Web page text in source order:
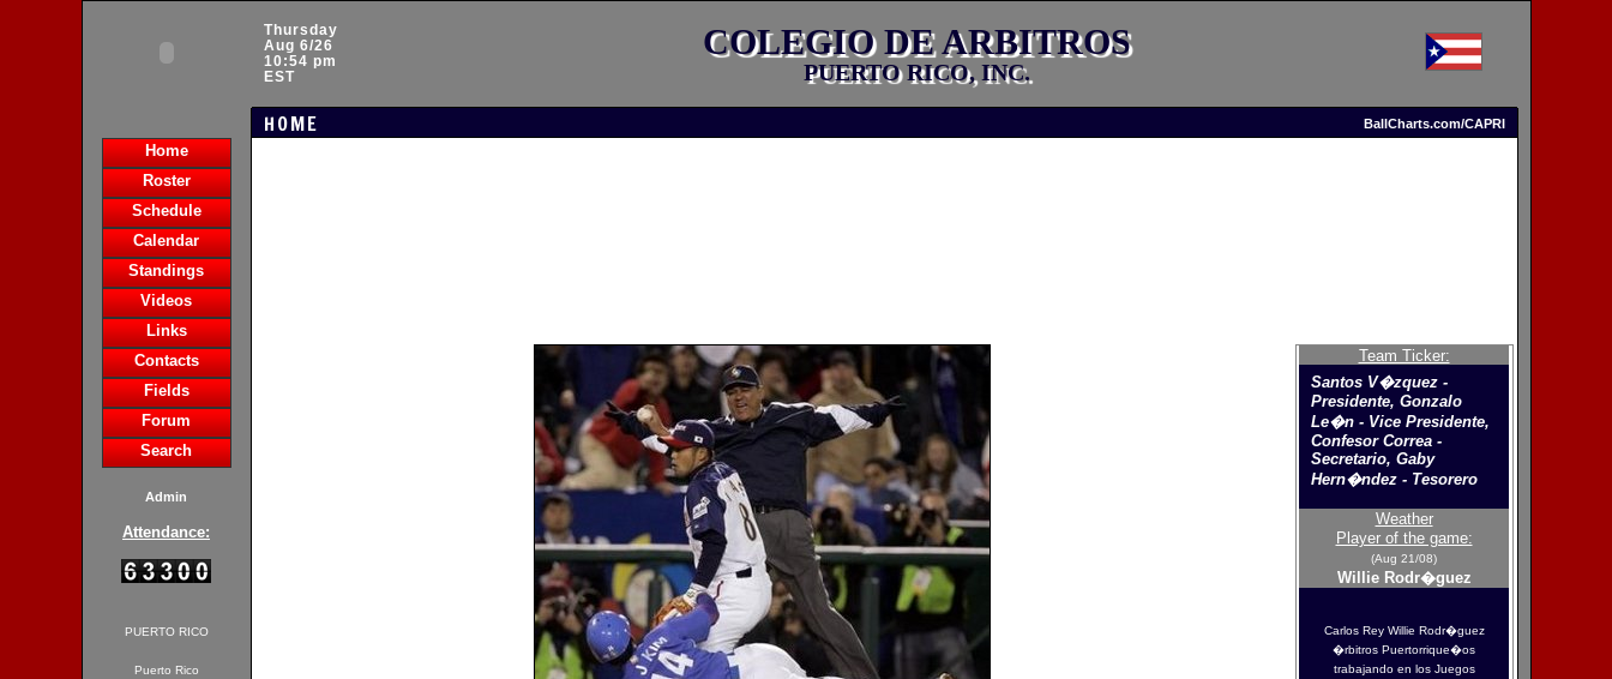
Thursday
Aug 6/26
10:54 pm
EST
COLEGIO DE ARBITROS
PUERTO RICO, INC.
HOME
BallCharts.com/CAPRI
Home
Roster
Schedule
Calendar
Standings
Videos
Links
Contacts
Fields
Forum
Search
Admin
Attendance:
PUERTO RICO
Puerto Rico
Team Ticker:
Santos V�zquez -
Presidente, Gonzalo
Le�n - Vice Presidente,
Confesor Correa -
Secretario, Gaby
Hern�ndez - Tesorero
Cap�tulos ** Arecibo -
Bayam�n - Caguas -
Carolina - Guayama -
Weather
Player of the game:
(Aug 21/08)
Willie Rodr�guez
Carlos Rey Willie Rodr�guez
�rbitros Puertorrique�os
trabajando en los Juegos